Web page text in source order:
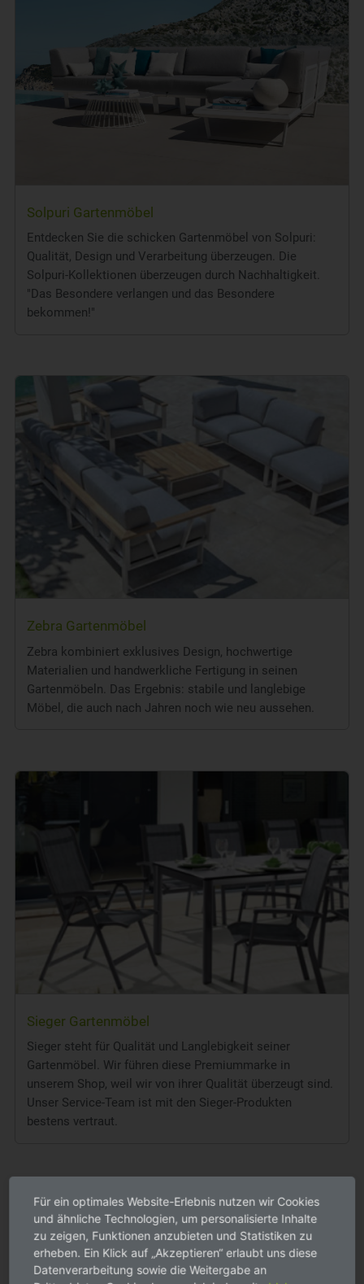
Solpuri Gartenmöbel
Entdecken Sie die schicken Gartenmöbel von Solpuri:
Qualität, Design und Verarbeitung überzeugen. Die
Solpuri-Kollektionen überzeugen durch Nachhaltigkeit.
"Das Besondere verlangen und das Besondere
bekommen!"
Zebra Gartenmöbel
Zebra kombiniert exklusives Design, hochwertige
Materialien und handwerkliche Fertigung in seinen
Gartenmöbeln. Das Ergebnis: stabile und langlebige
Möbel, die auch nach Jahren noch wie neu aussehen.
Sieger Gartenmöbel
Sieger steht für Qualität und Langlebigkeit seiner
Gartenmöbel. Wir führen diese Premiummarke in
unserem Shop, weil wir von ihrer Qualität überzeugt sind.
Unser Service-Team ist mit den Sieger-Produkten
bestens vertraut.
Für ein optimales Website-Erlebnis nutzen wir Cookies
und ähnliche Technologien, um personalisierte Inhalte
zu zeigen, Funktionen anzubieten und Statistiken zu
erheben. Ein Klick auf „Akzeptieren“ erlaubt uns diese
Datenverarbeitung sowie die Weitergabe an